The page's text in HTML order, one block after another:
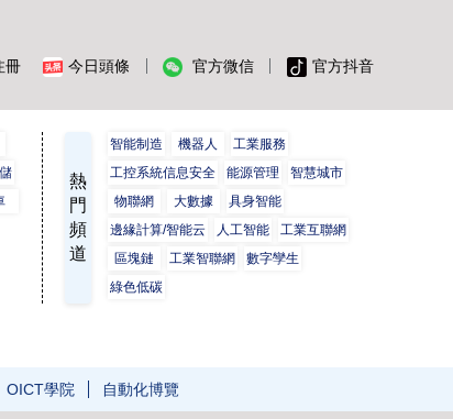
冊 今日頭條 官方微信 官方抖音
熱
門
頻
道
智能制造 機器人
工業服務
工控系統信息安全
能源管理
智慧城市
物聯網
大數據
具身智能
邊緣計算/智能云
人工智能
工業互聯網
區塊鏈
工業智聯網
數字孿生
綠色低碳
OICT學院 自動化博覽